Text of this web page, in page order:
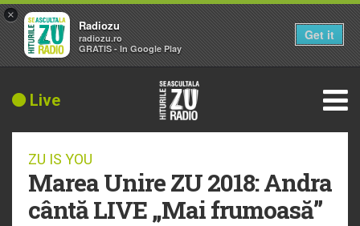
Live
ZU IS YOU
Marea Unire ZU 2018: Andra
cântă LIVE „Mai frumoasă”
×
Radiozu
radiozu.ro
GRATIS - In Google Play
Get it